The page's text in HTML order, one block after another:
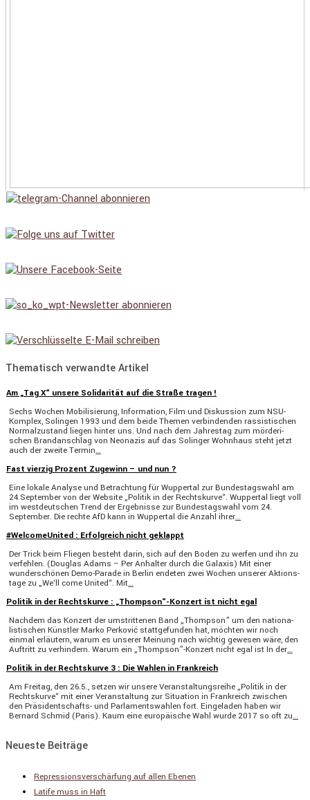
Thematisch verwandte Artikel
Am „Tag X“ unsere Solidarität auf die Straße tragen !
Sechs Wochen Mobili­sie­rung, Infor­ma­tion, Film und Diskus­sion zum NSU-
Komplex, Solingen 1993 und dem beide Themen verbin­denden rassis­ti­schen
Normal­zu­stand liegen hinter uns. Und nach dem Jahrestag zum mörde­ri­
schen Brand­an­schlag von Neonazis auf das Solinger Wohnhaus steht jetzt
auch der zweite Termin…
Fast vierzig Prozent Zugewinn – und nun ?
Eine lokale Analyse und Betrach­tung für Wuppertal zur Bundes­tags­wahl am
24.September von der Website „Politik in der Rechts­kurve“. Wuppertal liegt voll
im westdeut­schen Trend der Ergeb­nisse zur Bundes­tags­wahl vom 24.
September. Die rechte AfD kann in Wuppertal die Anzahl ihrer…
#WelcomeUnited : Erfolgreich nicht geklappt
Der Trick beim Fliegen besteht darin, sich auf den Boden zu werfen und ihn zu
verfehlen. (Douglas Adams – Per Anhalter durch die Galaxis) Mit einer
wunder­schönen Demo-Parade in Berlin endeten zwei Wochen unserer Aktions­
tage zu „We‘ll come United“. Mit…
Politik in der Rechtskurve : „Thompson“-Konzert ist nicht egal
Nachdem das Konzert der umstrit­tenen Band „Thompson” um den natio­na­
lis­ti­schen Künstler Marko Perković statt­ge­funden hat, möchten wir noch
einmal erläu­tern, warum es unserer Meinung nach wichtig gewesen wäre, den
Auftritt zu verhin­dern. Warum ein „Thompson”-Konzert nicht egal ist In der…
Politik in der Rechtskurve 3 : Die Wahlen in Frankreich
Am Freitag, den 26.5., setzen wir unsere Veran­stal­tungs­reihe „Politik in der
Rechts­kurve“ mit einer Veran­stal­tung zur Situa­tion in Frank­reich zwischen
den Präsi­­den­t­­schafts- und Parla­ments­wahlen fort. Einge­laden haben wir
Bernard Schmid (Paris). Kaum eine europäi­sche Wahl wurde 2017 so oft zu…
Neueste Beiträge
Repressionsverschärfung auf allen Ebenen
Latife muss in Haft